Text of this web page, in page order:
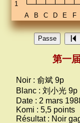
Passe
第一
Noir : 俞斌 9p
Blanc : 刘小光 9p
Date : 2 mars
Komi : 5,5 points
Résultat : Noir